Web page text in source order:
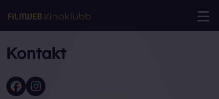
Kontakt